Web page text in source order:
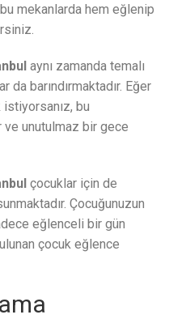
mekanlarda hem eğlenip
aynı zamanda temalı
barındırmaktadır. Eğer
bu
unutulmaz bir gece
çocuklar için de
Çocuğunuzun
eğlenceli bir gün
çocuk eğlence